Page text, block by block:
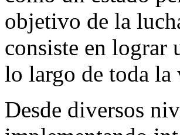
objetivo de la
consiste en lograr
lo largo de toda la
Desde diversos